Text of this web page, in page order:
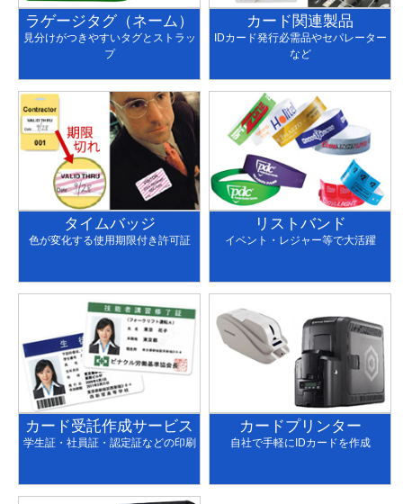
ラゲージタグ（ネーム）
見分けがつきやすいタグとストラッ
プ
カード関連製品
IDカード発行必需品やセパレーター
など
タイムバッジ
色が変化する使用期限付き許可証
リストバンド
イベント・レジャー等で大活躍
カード受託作成サービス
学生証・社員証・認定証などの印刷
カードプリンター
自社で手軽にIDカードを作成